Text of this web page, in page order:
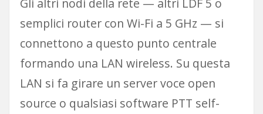
semplici router con Wi-Fi a 5 GHz — si
connettono a questo punto centrale
formando una LAN wireless. Su questa
LAN si fa girare un server voce open
source o qualsiasi software PTT self-